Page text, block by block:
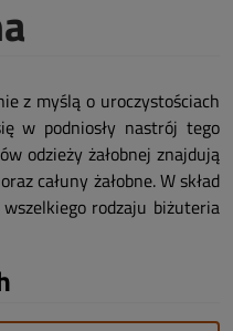
z myślą o uroczystościach
w podniosły nastrój tego
odzieży żałobnej znajdują
całuny żałobne. W skład
rodzaju biżuteria